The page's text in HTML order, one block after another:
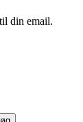
din email.